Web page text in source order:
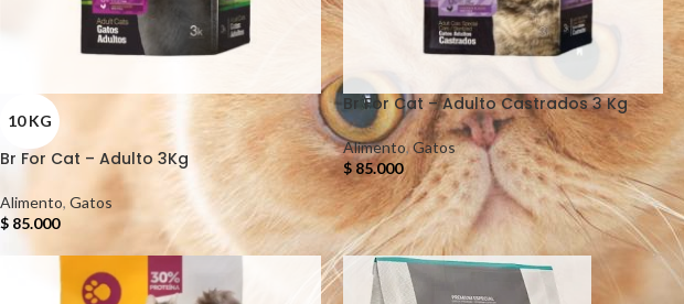
10 KG
Br For Cat – Adulto 3Kg
Alimento, Gatos
$ 85.000
Br For Cat – Adulto Castrados 3 Kg
Alimento, Gatos
$85.000